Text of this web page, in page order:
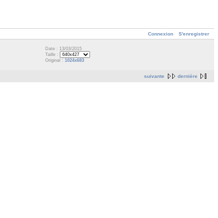
Connexion S'enregistrer
Date : 13/03/2015
Taille :
Original : 1024x683
suivante dernière